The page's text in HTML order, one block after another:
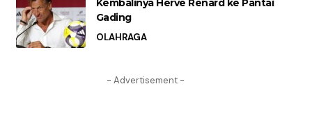
Kembalinya Herve Renard ke Pantai
Gading
OLAHRAGA
- Advertisement -